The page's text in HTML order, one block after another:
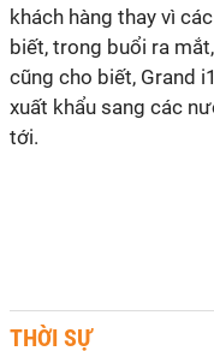
khách hàng thay vì
biết, trong buổi ra
cũng cho biết, Grand
xuất khẩu sang các
tới.
THỜI SỰ